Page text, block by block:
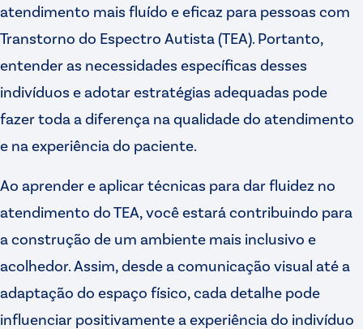
atendimento mais fluído e eficaz para pessoas com
Transtorno do Espectro Autista (TEA). Portanto,
entender as necessidades específicas desses
indivíduos e adotar estratégias adequadas pode
fazer toda a diferença na qualidade do atendimento
e na experiência do paciente.
Ao aprender e aplicar técnicas para dar fluidez no
atendimento do TEA, você estará contribuindo para
a construção de um ambiente mais inclusivo e
acolhedor. Assim, desde a comunicação visual até a
adaptação do espaço físico, cada detalhe pode
influenciar positivamente a experiência do indivíduo